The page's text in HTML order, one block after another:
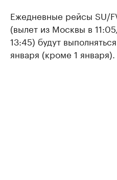
Ежедневные рейсы SU/
(вылет из Москвы в
13:45) будут
января (кроме 1 января).